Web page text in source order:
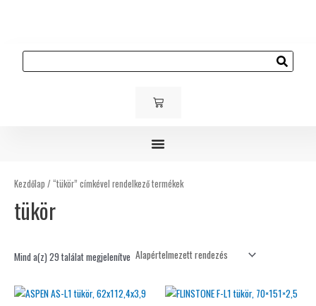
KOSÁR
Kezdőlap / “tükör” címkével rendelkező termékek
tükör
Mind a(z) 29 találat megjelenítve